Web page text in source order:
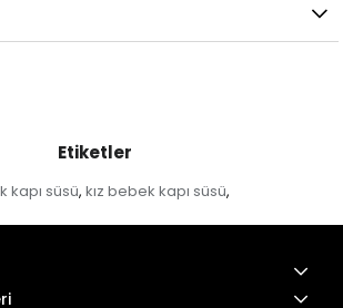
Etiketler
kapı süsü, kız bebek kapı süsü,